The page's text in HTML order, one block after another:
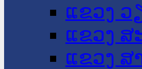
ແຂວງ ວ
ແຂວງ ສ
ແຂວງ ສ